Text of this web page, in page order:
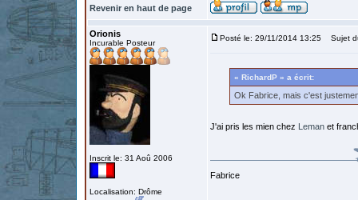
Revenir en haut de page
Orionis
Incurable Posteur
Inscrit le: 31 Aoû 2006
Localisation: Drôme
Posté le: 29/11/2014 13:25 Sujet
« RichardP » a écrit:
Ok Fabrice, mais c'est
J'ai pris les mien chez Leman et
Fabrice